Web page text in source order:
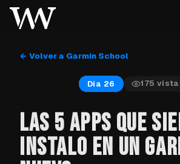
← Volver a Garmin School
Día 26 175
LAS 5 APPS QUE
INSTALO EN UN